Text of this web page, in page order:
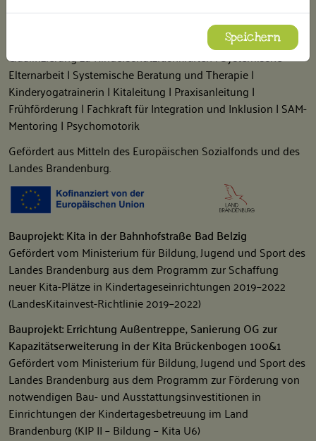
finanziell bei der Durchführung von folgenden Fort- und
Weiterbildungen unterstützen zu können:
Qualifizierung zu Kinderschutzfachkräften | Systemische
Elternarbeit | Systemische Beratung und Therapie |
Kinderyogatrainerin | Kitaleitung | Praxisanleitung |
Frühförderung | Fachkraft für Integration und Inklusion | SAM-
Mentoring | Psychomotorik
Gefördert aus Mitteln des Europäischen Sozialfonds und des
Landes Brandenburg.
Bauprojekt: Kita in der Bahnhofstraße Bad Belzig
Gefördert vom Ministerium für Bildung, Jugend und Sport des
Landes Brandenburg aus dem Programm zur Schaffung
neuer Kita-Plätze in Kindertageseinrichtungen 2019–2022
(LandesKitainvest-Richtlinie 2019–2022)
Bauprojekt: Errichtung Außentreppe, Sanierung OG zur
Kapazitätserweiterung in der Kita Brückenbogen 100&1
Gefördert vom Ministerium für Bildung, Jugend und Sport des
Landes Brandenburg aus dem Programm zur Förderung von
notwendigen Bau- und Ausstattungsinvestitionen in
Einrichtungen der Kindertagesbetreuung im Land
Brandenburg (KIP II – Bildung – Kita U6)
Speichern